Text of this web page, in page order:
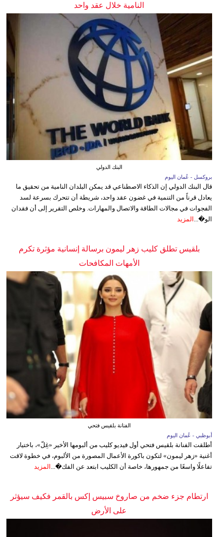
النامية خلال عقد واحد
البنك الدولي
بروكسل - عُمان اليوم
قال البنك الدولي إن الذكاء الاصطناعي قد يمكن البلدان النامية من تحقيق ما
يعادل قرناً من التنمية في غضون عقد واحد، شريطة أن تتحرك بسرعة لسد
الفجوات في مجالات الطاقة والاتصال والمهارات. وخلص التقرير إلى أن فقدان
الو�... المزيد
بلقيس تطلق كليب زهر ليمون برسالة إنسانية مؤثرة تكرم
الأمهات المكافحات
الفنانة بلقيس فتحي
أبوظبي - عُمان اليوم
أطلقت الفنانة بلقيس فتحي أول فيديو كليب من ألبومها الأخير «غِلّ»، باختيار
أغنية «زهر ليمون» لتكون باكورة الأعمال المصورة من الألبوم، في خطوة لاقت
تفاعلًا واسعًا من جمهورها، خاصة أن الكليب ابتعد عن الفك�... المزيد
ارتطام جزء ضخم من صاروخ سبيس إكس بالقمر فكيف سيؤثر
على الأرض